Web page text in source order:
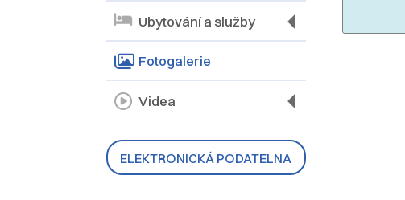
Ubytování a služby
Fotogalerie
Videa
ELEKTRONICKÁ PODATELNA